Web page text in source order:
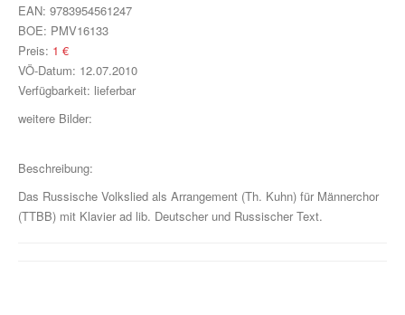
Besondere Anlässe
Spielmaterial
Piano Gefällt Mir!
Start Up Piano
EAN: 9783954561247
BOE: PMV16133
Preis: 1 €
VÖ-Datum: 12.07.2010
Verfügbarkeit: lieferbar
weitere Bilder:
Beschreibung:
Das Russische Volkslied als Arrangement (Th. Kuhn) für Männerchor
(TTBB) mit Klavier ad lib. Deutscher und Russischer Text.